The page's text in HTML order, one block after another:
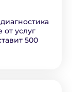
от услуг
500